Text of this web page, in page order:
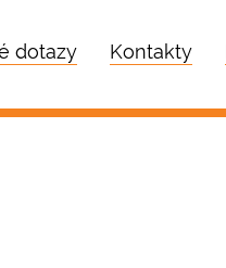
dotazy Kontakty